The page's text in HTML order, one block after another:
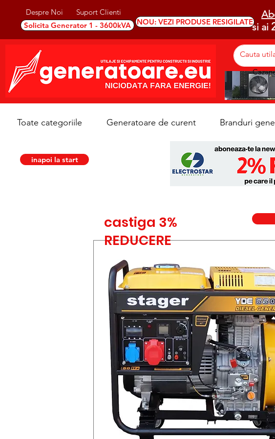
Despre Noi
Suport Clienti
Solicita Generator 1 - 3600kVA
NOU: VEZI PRODUSE RESIGILATEsi ai
Toate categoriile Generatoare de curent Branduri
inapoi la start
castiga 3%
REDUCERE